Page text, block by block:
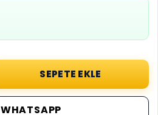
SEPETE EKLE
WHATSAPP